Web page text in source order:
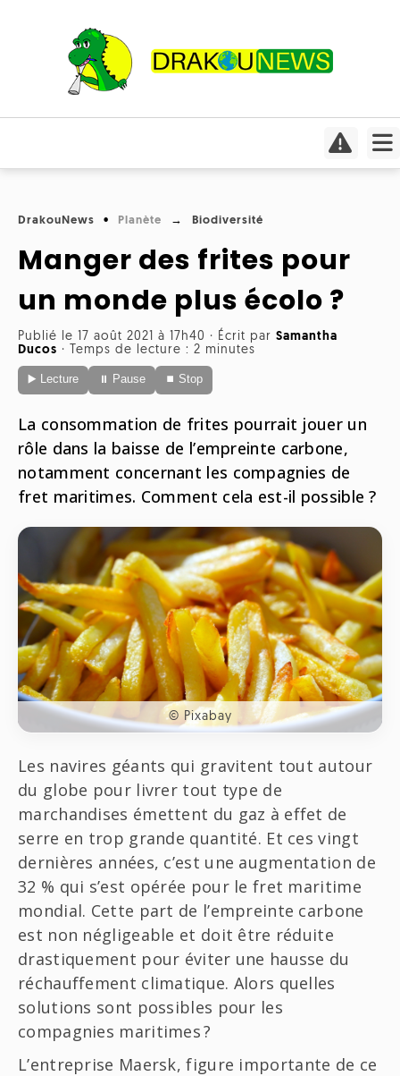
Actualités
International
Météo
ONG
Politique
Belge
Politique
Régions
Santé
Sciences
Tech
Culture
vidéo
Livres
Mangas
Streaming
Théâtre
Focus
Interviews
Médias
Planète
Sports
DrakouNews Planète Biodiversité
Manger des frites pour
un monde plus écolo ?
Publié le 17 août 2021 à 17h40 · Écrit par Samantha
Ducos · Temps de lecture : 2 minutes
▶️ Lecture ⏸ Pause ⏹ Stop
La consommation de frites pourrait jouer un
rôle dans la baisse de l’empreinte carbone,
notamment concernant les compagnies de
fret maritimes. Comment cela est-il possible ?
© Pixabay
Les navires géants qui gravitent tout autour
du globe pour livrer tout type de
marchandises émettent du gaz à effet de
serre en trop grande quantité. Et ces vingt
dernières années, c’est une augmentation de
32 % qui s’est opérée pour le fret maritime
mondial. Cette part de l’empreinte carbone
est non négligeable et doit être réduite
drastiquement pour éviter une hausse du
réchauffement climatique. Alors quelles
solutions sont possibles pour les
compagnies maritimes ?
L’entreprise Maersk, figure importante de ce